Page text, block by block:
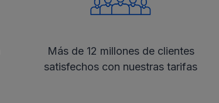
Más de 12 millones de clientes
satisfechos con nuestras tarifas